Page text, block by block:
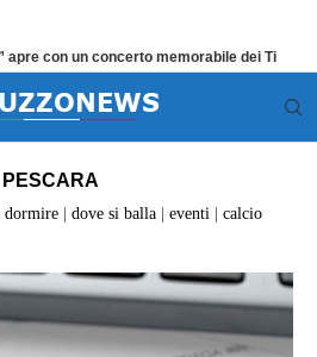
apre con un concerto memorabile dei
PESCARA
dormire dove si balla eventi calcio